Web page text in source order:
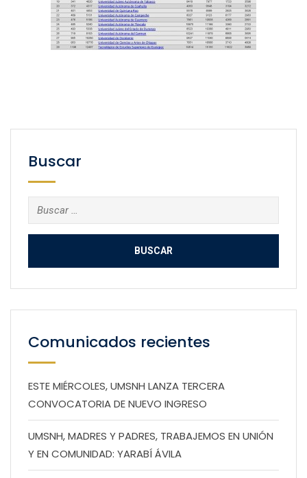
Buscar
Buscar:
Comunicados recientes
ESTE MIÉRCOLES, UMSNH LANZA TERCERA
CONVOCATORIA DE NUEVO INGRESO
UMSNH, MADRES Y PADRES, TRABAJEMOS EN UNIÓN
Y EN COMUNIDAD: YARABÍ ÁVILA